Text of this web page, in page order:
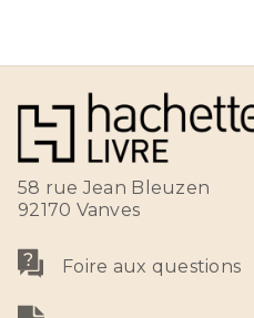
58 rue Jean Bleuzen
92170 Vanves
Foire aux questions